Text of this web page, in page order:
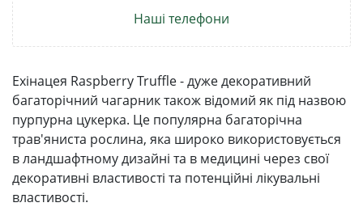
Наші телефони
Ехінацея Raspberry Truffle - дуже декоративний
багаторічний чагарник також відомий як під назвою
пурпурна цукерка. Це популярна багаторічна
трав'яниста рослина, яка широко використовується
в ландшафтному дизайні та в медицині через свої
декоративні властивості та потенційні лікувальні
властивості.